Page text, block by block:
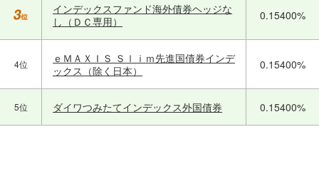
インデックスファンド海外債券ヘッジな
し（ＤＣ専用）
0.15400%
4位
ｅＭＡＸＩＳ Ｓｌｉｍ先進国債券インデ
ックス（除く日本）
0.15400%
5位 ダイワつみたてインデックス外国債券 0.15400%